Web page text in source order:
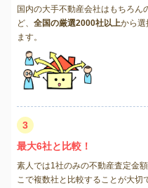
国内の大手不動産会社はもちろん
ど、 全国の厳選2000社以上から選
ます。
3
最大6社と比較！
素人では1社のみの不動産査定金
こで複数社と比較することが大切